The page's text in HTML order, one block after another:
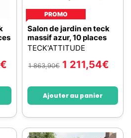
€
PROMO
Salon de jardin en teck
massif azur, 10 places
TECK'ATTITUDE
1 863,90€ 1 211,54€
Ajouter au panier